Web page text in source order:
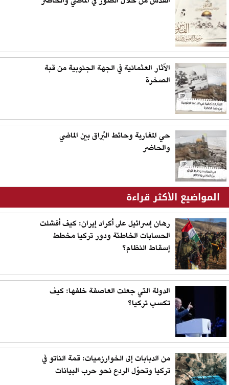
الآثار العثمانية في الجهة الجنوبية من قبة
الصخرة
حي المغاربة وحائط البُراق بين الماضي
والحاضر
المواضيع الأكثر قراءة
رهان إسرائيل على أكراد إيران: كيف أفشلت
الحسابات الخاطئة ودور تركيا مخطط
إسقاط النظام؟
الدولة التي جعلت العاصفة خلفها: كيف
تكسب تركيا؟
من الدبابات إلى الخوارزميات: قمة الناتو في
تركيا وتحوّل الردع نحو حرب البيانات